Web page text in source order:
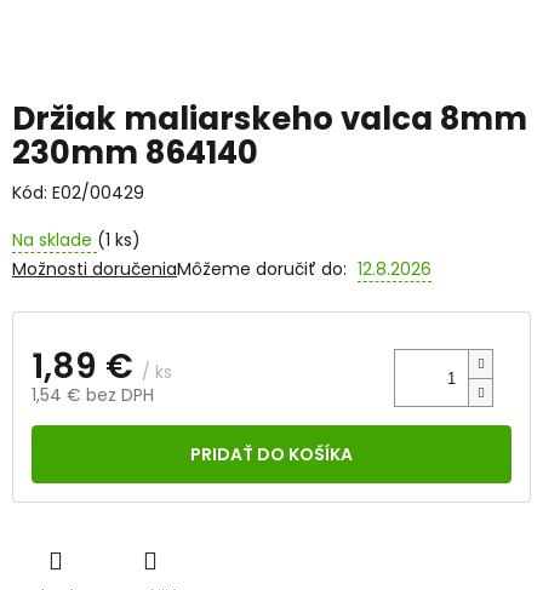
Držiak maliarskeho valca 8mm
230mm 864140
Kód: E02/00429
Na sklade (1 ks)
Môžeme doručiť do: 12.8.2026
Možnosti doručenia
1,89 € / ks
1,54 € bez DPH
Jednotková
PRIDAŤ DO KOŠÍKA